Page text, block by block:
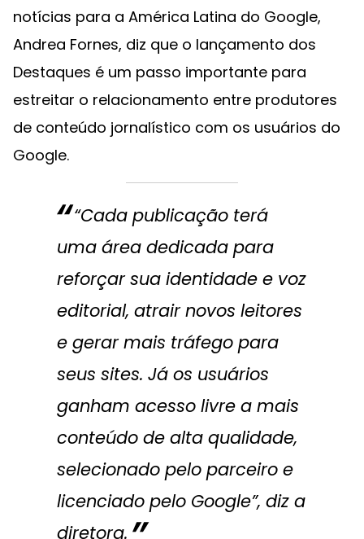
notícias para a América Latina do Google,
Andrea Fornes, diz que o lançamento dos
Destaques é um passo importante para
estreitar o relacionamento entre produtores
de conteúdo jornalístico com os usuários do
Google.
“Cada publicação terá
uma área dedicada para
reforçar sua identidade e voz
editorial, atrair novos leitores
e gerar mais tráfego para
seus sites. Já os usuários
ganham acesso livre a mais
conteúdo de alta qualidade,
selecionado pelo parceiro e
licenciado pelo Google”, diz a
diretora.